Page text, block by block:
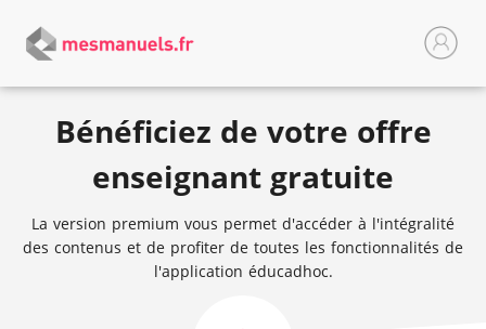
Bénéficiez de votre offre
enseignant gratuite
La version premium vous permet d'accéder à l'intégralité
des contenus et de profiter de toutes les fonctionnalités de
l'application éducadhoc.